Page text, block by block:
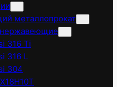
металлопрокат
316 Ti
316 L
304